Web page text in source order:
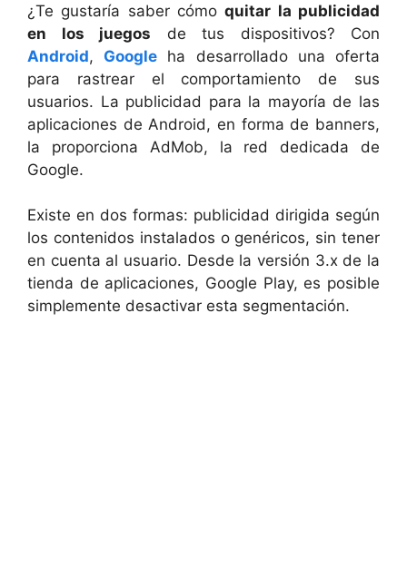
¿Te gustaría saber cómoquitar la publicidad
en los juegos de tus dispositivos? Con
Android, Google ha desarrollado una oferta
para rastrear el comportamiento de sus
usuarios. La publicidad para la mayoría de las
aplicaciones de Android, en forma de banners,
la proporciona AdMob, la red dedicada de
Google.
Existe en dos formas: publicidad dirigida según
los contenidos instalados o genéricos, sin tener
en cuenta al usuario. Desde la versión 3.x de la
tienda de aplicaciones, Google Play, es posible
simplemente desactivar esta segmentación.